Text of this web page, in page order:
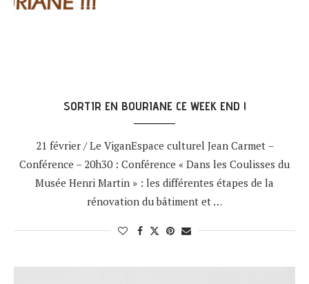
SORTIR EN BOURIANE CE WEEK END !
21 février / Le ViganEspace culturel Jean Carmet –
Conférence – 20h30 : Conférence « Dans les Coulisses du
Musée Henri Martin » : les différentes étapes de la
rénovation du bâtiment et …